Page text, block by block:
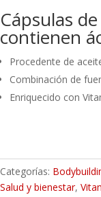
Cápsulas
contienen
Procedente de
Combinación de
Enriquecido con
Categorías:
Salud y bienestar,